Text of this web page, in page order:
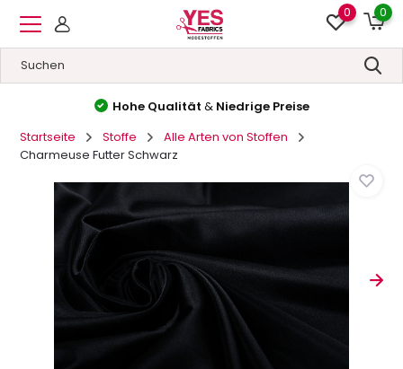
0 0
Hohe Qualität & Niedrige Preise
Startseite
Stoffe
Alle Arten von Stoffen
Charmeuse Futter Schwarz